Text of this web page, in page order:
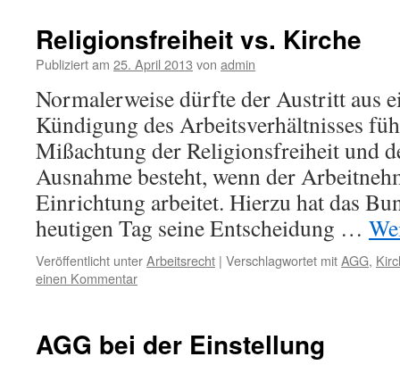
Religionsfreiheit vs. Kirche
Publiziert am 25. April 2013 von admin
Normalerweise dürfte der Austritt aus
Kündigung des Arbeitsverhältnisses
Mißachtung der Religionsfreiheit und
Ausnahme besteht, wenn der
Einrichtung arbeitet. Hierzu hat das
heutigen Tag seine Entscheidung …
Veröffentlicht unterArbeitsrecht | Verschlagwortet mitAGG,
einen Kommentar
AGG bei der Einstellung